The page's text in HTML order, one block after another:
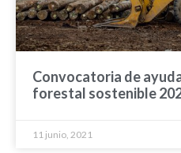
Convocatoria de
forestal sostenible
11 junio, 2021